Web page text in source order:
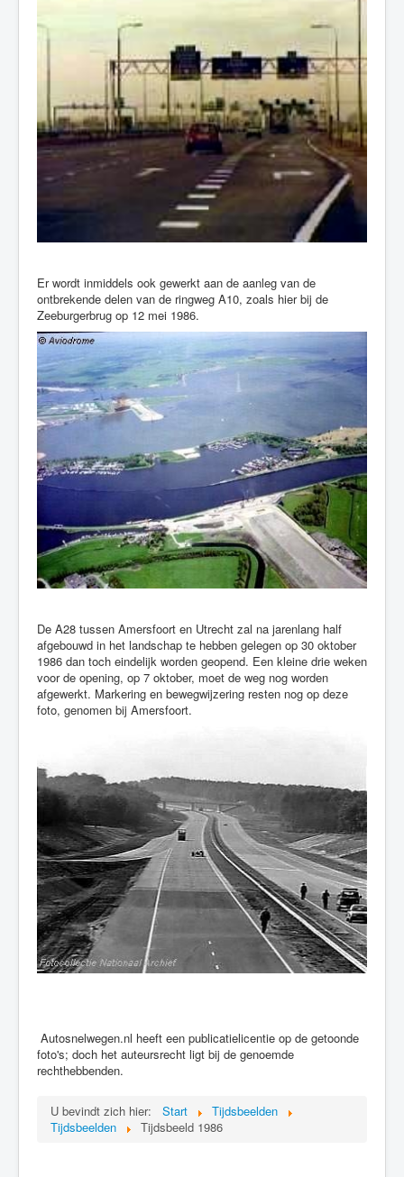
Er wordt inmiddels ook gewerkt aan de aanleg van de
ontbrekende delen van de ringweg A10, zoals hier bij de
Zeeburgerbrug op 12 mei 1986.
De A28 tussen Amersfoort en Utrecht zal na jarenlang half
afgebouwd in het landschap te hebben gelegen op 30 oktober
1986 dan toch eindelijk worden geopend. Een kleine drie weken
voor de opening, op 7 oktober, moet de weg nog worden
afgewerkt. Markering en bewegwijzering resten nog op deze
foto, genomen bij Amersfoort.
Autosnelwegen.nl heeft een publicatielicentie op de getoonde
foto's; doch het auteursrecht ligt bij de genoemde
rechthebbenden.
U bevindt zich hier: Start
Tijdsbeelden
Tijdsbeelden
Tijdsbeeld 1986